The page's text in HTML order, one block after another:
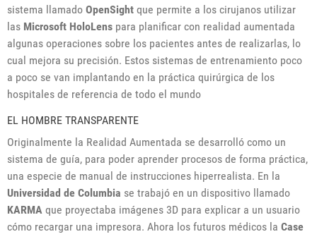
sistema llamado OpenSight que permite a los cirujanos utilizar
las Microsoft HoloLens para planificar con realidad aumentada
algunas operaciones sobre los pacientes antes de realizarlas, lo
cual mejora su precisión. Estos sistemas de entrenamiento poco
a poco se van implantando en la práctica quirúrgica de los
hospitales de referencia de todo el mundo
EL HOMBRE TRANSPARENTE
Originalmente la Realidad Aumentada se desarrolló como un
sistema de guía, para poder aprender procesos de forma práctica,
una especie de manual de instrucciones hiperrealista. En la
Universidad de Columbia se trabajó en un dispositivo llamado
KARMA que proyectaba imágenes 3D para explicar a un usuario
cómo recargar una impresora. Ahora los futuros médicos la Case